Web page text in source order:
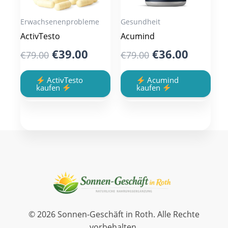
Erwachsenenprobleme
ActivTesto
€79.00 Original
price
was:
€79.00.
€39.00 Current
price
€39.00.
ActivTesto
kaufen
Gesundheit
Acumind
€79.00 Original
price
was:
€79.00.
€36.00
price
€36.00.
Acumind
kaufen
© 2026 Sonnen-Geschäft in Roth. Alle Rechte